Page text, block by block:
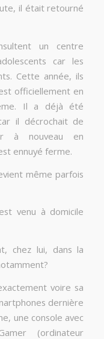
il était retourné
un centre
car les
Cette année, ils
officiellement en
Il a déjà été
il décrochait de
à nouveau en
ennuyé ferme.
même parfois
venu à domicile
chez lui, dans la
voire sa
dernière
une console avec
(ordinateur